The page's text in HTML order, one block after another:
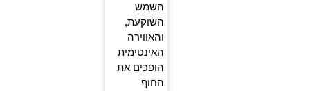
השמש
השוקעת,
והאווירה
האינטימית
הופכים את
החוף